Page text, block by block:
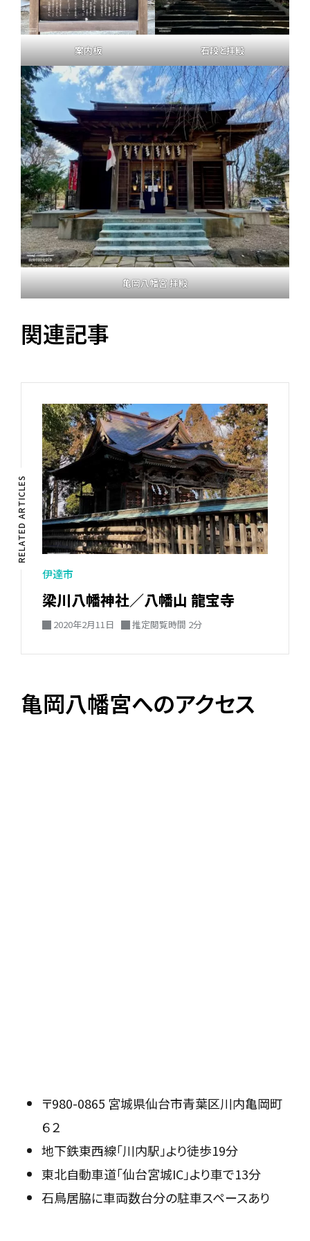
案内板 石段と拝殿
亀岡八幡宮 拝殿
関連記事
RELATED ARTICLES
伊達市
梁川八幡神社／八幡山 龍宝寺
2020年2月11日 推定閲覧時間 2分
亀岡八幡宮へのアクセス
〒980-0865 宮城県仙台市青葉区川内亀岡町
６２
地下鉄東西線「川内駅」より徒歩19分
東北自動車道「仙台宮城IC」より車で13分
石鳥居脇に車両数台分の駐車スペースあり